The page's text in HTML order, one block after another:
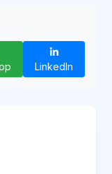
LinkedIn